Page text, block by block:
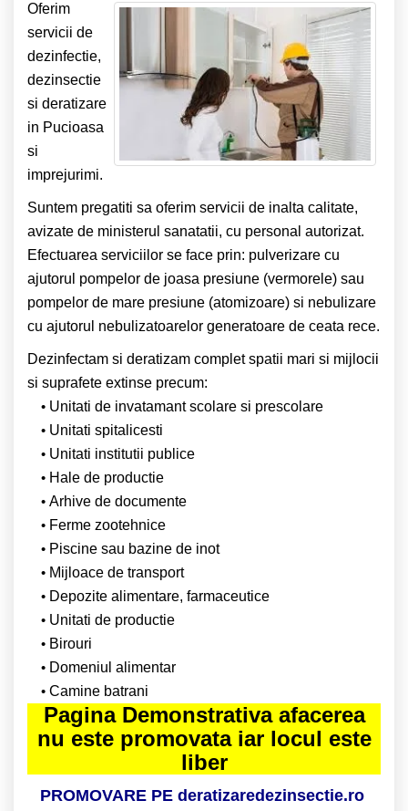
Oferim
servicii de
dezinfectie,
dezinsectie
si deratizare
in Pucioasa
si
imprejurimi.
Suntem pregatiti sa oferim servicii de inalta calitate,
avizate de ministerul sanatatii, cu personal autorizat.
Efectuarea serviciilor se face prin: pulverizare cu
ajutorul pompelor de joasa presiune (vermorele) sau
pompelor de mare presiune (atomizoare) si nebulizare
cu ajutorul nebulizatoarelor generatoare de ceata rece.
Dezinfectam si deratizam complet spatii mari si mijlocii
si suprafete extinse precum:
Unitati de invatamant scolare si prescolare
Unitati spitalicesti
Unitati institutii publice
Hale de productie
Arhive de documente
Ferme zootehnice
Piscine sau bazine de inot
Mijloace de transport
Depozite alimentare, farmaceutice
Unitati de productie
Birouri
Domeniul alimentar
Camine batrani
Pagina Demonstrativa afacerea
nu este promovata iar locul este
liber
PROMOVARE PE deratizaredezinsectie.ro